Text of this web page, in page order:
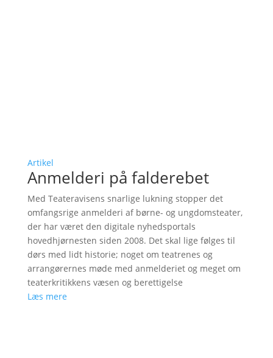
Artikel
Anmelderi på falderebet
Med Teateravisens snarlige lukning stopper det
omfangsrige anmelderi af børne- og ungdomsteater,
der har været den digitale nyhedsportals
hovedhjørnesten siden 2008. Det skal lige følges til
dørs med lidt historie; noget om teatrenes og
arrangørernes møde med anmelderiet og meget om
teaterkritikkens væsen og berettigelse
Læs mere